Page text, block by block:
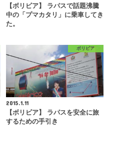
【ボリビア】 ラパスで話題沸騰
中の「プマカタリ」に乗車してき
た。
ボリビア
2015.1.11
【ボリビア】 ラパスを安全に旅
するための手引き